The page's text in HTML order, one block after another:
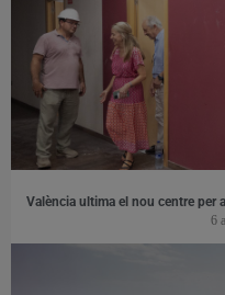
València ultima el nou centre per
6